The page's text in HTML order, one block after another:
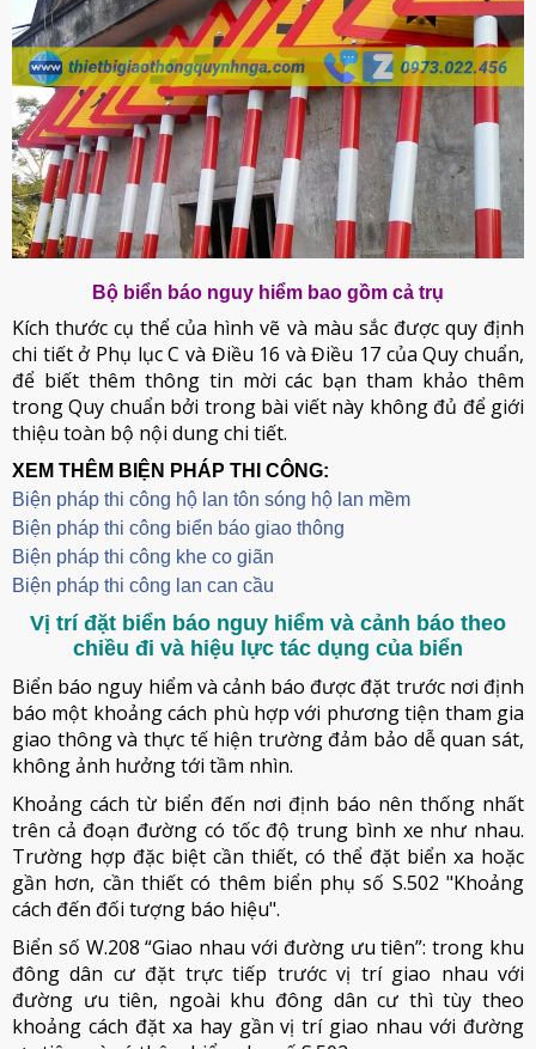
Bộ biển báo nguy hiểm bao gồm cả trụ
Kích thước cụ thể của hình vẽ và màu sắc được quy định
chi tiết ở Phụ lục C và Điều 16 và Điều 17 của Quy chuẩn,
để biết thêm thông tin mời các bạn tham khảo thêm
trong Quy chuẩn bởi trong bài viết này không đủ để giới
thiệu toàn bộ nội dung chi tiết.
XEM THÊM BIỆN PHÁP THI CÔNG:
Biện pháp thi công hộ lan tôn sóng hộ lan mềm
Biện pháp thi công biển báo giao thông
Biện pháp thi công khe co giãn
Biện pháp thi công lan can cầu
Vị trí đặt biển báo nguy hiểm và cảnh báo theo
chiều đi và hiệu lực tác dụng của biển
Biển báo nguy hiểm và cảnh báo được đặt trước nơi định
báo một khoảng cách phù hợp với phương tiện tham gia
giao thông và thực tế hiện trường đảm bảo dễ quan sát,
không ảnh hưởng tới tầm nhìn.
Khoảng cách từ biển đến nơi định báo nên thống nhất
trên cả đoạn đường có tốc độ trung bình xe như nhau.
Trường hợp đặc biệt cần thiết, có thể đặt biển xa hoặc
gần hơn, cần thiết có thêm biển phụ số S.502 "Khoảng
cách đến đối tượng báo hiệu".
Biển số W.208 “Giao nhau với đường ưu tiên”: trong khu
đông dân cư đặt trực tiếp trước vị trí giao nhau với
đường ưu tiên, ngoài khu đông dân cư thì tùy theo
khoảng cách đặt xa hay gần vị trí giao nhau với đường